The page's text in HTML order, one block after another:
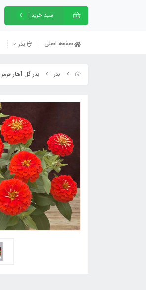
سبد خرید : 0
صفحه اصلی بذر
بذر بذر گل آهار قرمز